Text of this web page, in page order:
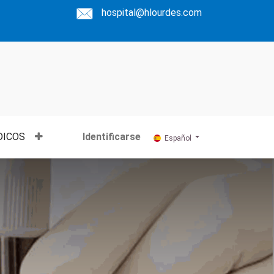
hospital@hlourdes.com
Identificarse Español